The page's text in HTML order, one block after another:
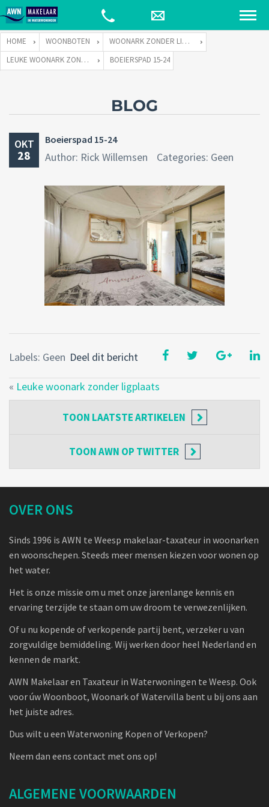
HOME WOONBOTEN
WOONARK ZONDER LIGPLAATS
LEUKE WOONARK ZONDER LIGPLAATS
BOEIERSPAD 15-24
BLOG
OKT
28
Boeierspad 15-24
Author: Rick Willemsen Categories: Geen
Deel dit bericht
Labels: Geen
« Leuke woonark zonder ligplaats
TOON LAATSTE ARTIKELEN
TOONAWN OP TWITTER
OVER ONS
Sinds 1996 is AWN te Weesp makelaar-taxateur in woonarken
en woonschepen. Steeds meer mensen kiezen voor wonen op
het water.
Het is onze missie om u met onze jarenlange kennis en
ervaring terzijde te staan om uw droom te verwezenlijken.
Of u nu kopende of verkopende partij bent, verzeker u van
zorgvuldige bemiddeling. Wij werken door heel Nederland en
kennen de markt.
AWN Makelaar en Taxateur in Waterwoningen te Weesp. Ook
voor úw Woonboot, Woonark of Watervilla bent u bij ons aan
het juiste adres.
Dus wilt u een Waterwoning Kopen of Verkopen?
Neem dan eens contact met ons op!
ALGEMENE VOORWAARDEN